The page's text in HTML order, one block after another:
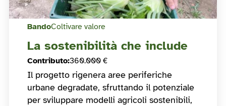
BandoColtivare valore
La sostenibilità che include
Contributo:360.000 €
Il progetto rigenera aree periferiche
urbane degradate, sfruttando il potenziale
per sviluppare modelli agricoli sostenibili,